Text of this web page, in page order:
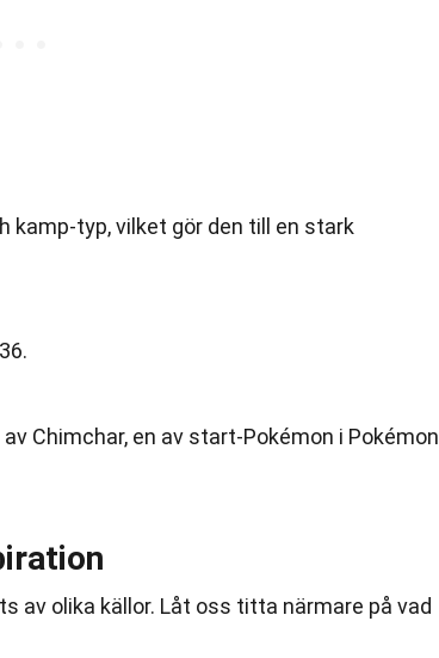
kamp-typ, vilket gör den till en stark
Chimchar, en av start-Pokémon i Pokémon
av olika källor. Låt oss titta närmare på vad